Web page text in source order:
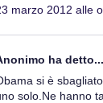
marzo 2012 alle
ha detto...
si è
solo.Ne hanno